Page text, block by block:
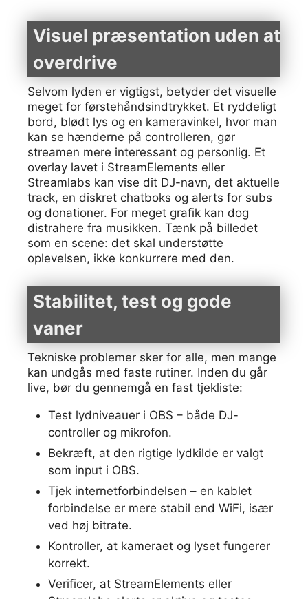
Visuel præsentation uden at
overdrive
Selvom lyden er vigtigst, betyder det visuelle
meget for førstehåndsindtrykket. Et ryddeligt
bord, blødt lys og en kameravinkel, hvor man
kan se hænderne på controlleren, gør
streamen mere interessant og personlig. Et
overlay lavet i StreamElements eller
Streamlabs kan vise dit DJ-navn, det aktuelle
track, en diskret chatboks og alerts for subs
og donationer. For meget grafik kan dog
distrahere fra musikken. Tænk på billedet
som en scene: det skal understøtte
oplevelsen, ikke konkurrere med den.
Stabilitet, test og gode
vaner
Tekniske problemer sker for alle, men mange
kan undgås med faste rutiner. Inden du går
live, bør du gennemgå en fast tjekliste:
Test lydniveauer i OBS – både DJ-
controller og mikrofon.
Bekræft, at den rigtige lydkilde er valgt
som input i OBS.
Tjek internetforbindelsen – en kablet
forbindelse er mere stabil end WiFi, især
ved høj bitrate.
Kontroller, at kameraet og lyset fungerer
korrekt.
Verificer, at StreamElements eller